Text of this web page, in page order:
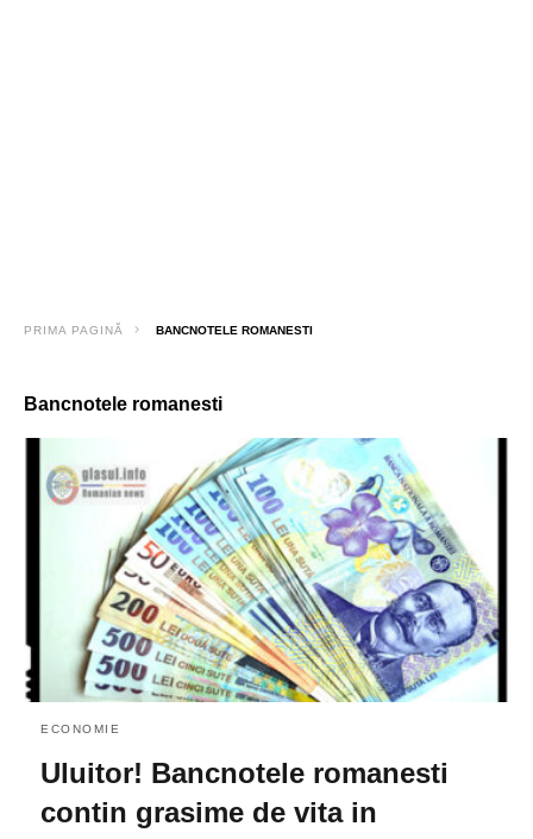
PRIMA PAGINĂ BANCNOTELE ROMANESTI
Bancnotele romanesti
ECONOMIE
Uluitor! Bancnotele romanesti
contin grasime de vita in